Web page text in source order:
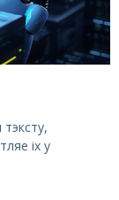
іх у